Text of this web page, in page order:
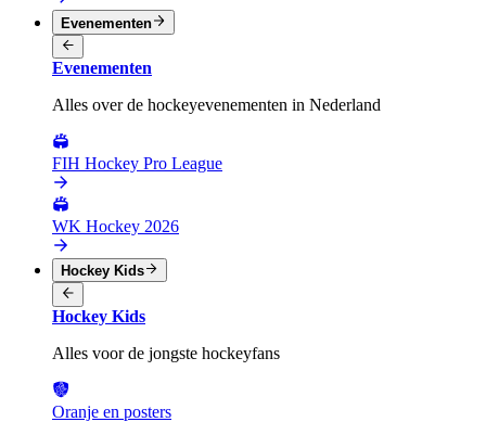
Evenementen
Evenementen
Alles over de hockeyevenementen in Nederland
FIH Hockey Pro League
WK Hockey 2026
Hockey Kids
Hockey Kids
Alles voor de jongste hockeyfans
Oranje en posters